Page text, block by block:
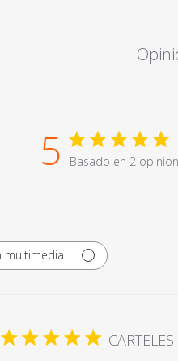
5 Basado en 2
multimedia